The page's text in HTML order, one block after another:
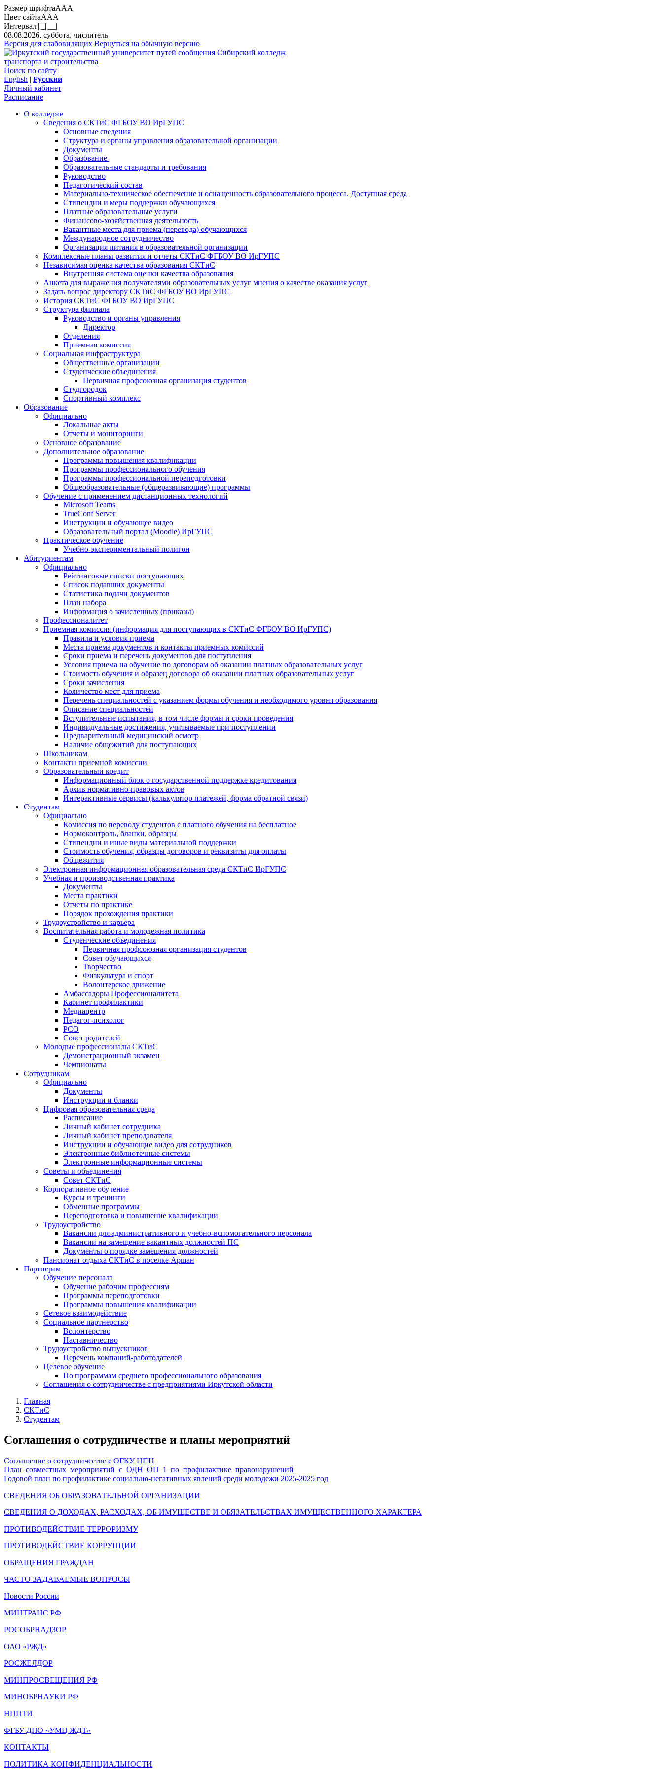
Размер шрифтаAAA
Цвет сайтаAAA
Интервал|||_||__|
08.08.2026, суббота, числитель
Версия для слабовидящих Вернуться на обычную версию
Сибирский колледж
транспорта и строительства
Поиск по сайту
English | Русский
Личный кабинет
Расписание
О колледже
Сведения о СКТиС ФГБОУ ВО ИрГУПС
Основные сведения
Структура и органы управления образовательной организации
Документы
Образование
Образовательные стандарты и требования
Руководство
Педагогический состав
Материально-техническое обеспечение и оснащенность образовательного процесса. Доступная среда
Стипендии и меры поддержки обучающихся
Платные образовательные услуги
Финансово-хозяйственная деятельность
Вакантные места для приема (перевода) обучающихся
​​​​​​​Международное сотрудничество
Организация питания в образовательной организации
Комплексные планы развития и отчеты СКТиС ФГБОУ ВО ИрГУПС
Независимая оценка качества образования СКТиС
Внутренняя система оценки качества образования
Анкета для выражения получателями образовательных услуг мнения о качестве оказания услуг
Задать вопрос директору СКТиС ФГБОУ ВО ИрГУПС
История СКТиС ФГБОУ ВО ИрГУПС
Структура филиала
Руководство и органы управления
Директор
Отделения
Приемная комиссия
Социальная инфраструктура
Общественные организации
Студенческие объединения
Первичная профсоюзная организация студентов
Студгородок
Спортивный комплекс
Образование
Официально
Локальные акты
Отчеты и мониторинги
Основное образование
Дополнительное образование
Программы повышения квалификации
Программы профессионального обучения
Программы профессиональной переподготовки
Общеобразовательные (общеразвивающие) программы
Обучение с применением дистанционных технологий
Microsoft Teams
TrueConf Server
Инструкции и обучающее видео
Образовательный портал (Moodle) ИрГУПС
Практическое обучение
Учебно-экспериментальный полигон
Абитуриентам
Официально
Рейтинговые списки поступающих
Список подавших документы
Статистика подачи документов
План набора
Информация о зачисленных (приказы)
Профессионалитет
Приемная комиссия (информация для поступающих в СКТиС ФГБОУ ВО ИрГУПС)
Правила и условия приема
Места приема документов и контакты приемных комиссий
Сроки приема и перечень документов для поступления
Условия приема на обучение по договорам об оказании платных образовательных услуг
Стоимость обучения и образец договора об оказании платных образовательных услуг
Сроки зачисления
Количество мест для приема
Перечень специальностей с указанием формы обучения и необходимого уровня образования
Описание специальностей
Вступительные испытания, в том числе формы и сроки проведения
Индивидуальные достижения, учитываемые при поступлении
Предварительный медицинский осмотр
Наличие общежитий для поступающих
Школьникам
Контакты приемной комиссии
Образовательный кредит
Информационный блок о государственной поддержке кредитования
Архив нормативно-правовых актов
Интерактивные сервисы (калькулятор платежей, форма обратной связи)
Студентам
Официально
Комиссия по переводу студентов с платного обучения на бесплатное
Нормоконтроль, бланки, образцы
Стипендии и иные виды материальной поддержки
Стоимость обучения, образцы договоров и реквизиты для оплаты
Общежития
Электронная информационная образовательная среда СКТиС ИрГУПС
Учебная и производственная практика
Документы
Места практики
Отчеты по практике
Порядок прохождения практики
Трудоустройство и карьера
Воспитательная работа и молодежная политика
Студенческие объединения
Первичная профсоюзная организация студентов
Совет обучающихся
Творчество
Физкультура и спорт
Волонтерское движение
Амбассадоры Профессионалитета
Кабинет профилактики
Медиацентр
Педагог-психолог
РСО
Совет родителей
Молодые профессионалы СКТиС
Демонстрационный экзамен
Чемпионаты
Сотрудникам
Официально
Документы
Инструкции и бланки
Цифровая образовательная среда
Расписание
Личный кабинет сотрудника
Личный кабинет преподавателя
Инструкции и обучающие видео для сотрудников
Электронные библиотечные системы
Электронные информационные системы
Советы и объединения
Совет СКТиС
Корпоративное обучение
Курсы и тренинги
Обменные программы
Переподготовка и повышение квалификации
Трудоустройство
Вакансии для административного и учебно-вспомогательного персонала
Вакансии на замещение вакантных должностей ПС
Документы о порядке замещения должностей
Пансионат отдыха СКТиС в поселке Аршан
Партнерам
Обучение персонала
Обучение рабочим профессиям
Программы переподготовки
Программы повышения квалификации
Сетевое взаимодействие
Социальное партнерство
Волонтерство
Наставничество
Трудоустройство выпускников
Перечень компаний-работодателей
Целевое обучение
По программам среднего профессионального образования
Соглашения о сотрудничестве с предприятиями Иркутской области
Главная
СКТиС
Студентам
Соглашения о сотрудничестве и планы мероприятий
Соглашение о сотрудничестве с ОГКУ ЦПН
План_совместных_мероприятий_с_ОДН_ОП_1_по_профилактике_правонарушений
Годовой план по профилактике социально-негативных явлений среди молодежи 2025-2025 год
СВЕДЕНИЯ ОБ ОБРАЗОВАТЕЛЬНОЙ ОРГАНИЗАЦИИ
СВЕДЕНИЯ О ДОХОДАХ, РАСХОДАХ, ОБ ИМУЩЕСТВЕ И ОБЯЗАТЕЛЬСТВАХ ИМУЩЕСТВЕННОГО ХАРАКТЕРА
ПРОТИВОДЕЙСТВИЕ ТЕРРОРИЗМУ
ПРОТИВОДЕЙСТВИЕ КОРРУПЦИИ
ОБРАЩЕНИЯ ГРАЖДАН
ЧАСТО ЗАДАВАЕМЫЕ ВОПРОСЫ
Новости России
МИНТРАНС РФ
РОСОБРНАДЗОР
ОАО «РЖД»
РОСЖЕЛДОР
МИНПРОСВЕЩЕНИЯ РФ
МИНОБРНАУКИ РФ
НЦПТИ
ФГБУ ДПО «УМЦ ЖДТ»
КОНТАКТЫ
ПОЛИТИКА КОНФИДЕНЦИАЛЬНОСТИ